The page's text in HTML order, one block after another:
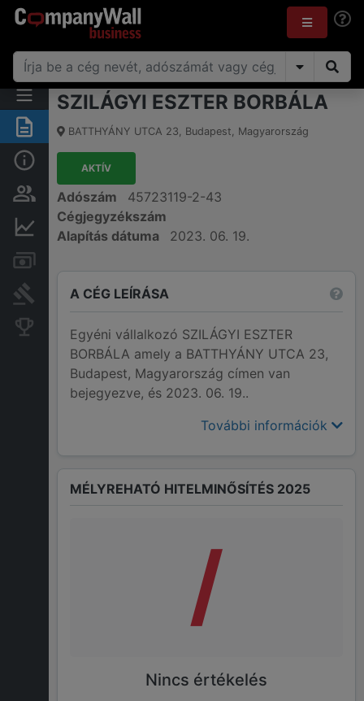
Összegzés
Alap információk
Személyek és tulajdonjog
Pénzügyi információk
Bírósági eljárások
Konkurens cégek
SZILÁGYI ESZTER BORBÁLA
BATTHYÁNY UTCA 23, Budapest, Magyarország
AKTÍV
Adószám
45723119-2-43
Cégjegyzékszám
Alapítás dátuma
2023. 06. 19.
A CÉG LEÍRÁSA
Egyéni vállalkozó SZILÁGYI ESZTER
BORBÁLA amely a BATTHYÁNY UTCA 23,
Budapest, Magyarország címen van
bejegyezve, és 2023. 06. 19..
További információk
MÉLYREHATÓ HITELMINŐSÍTÉS 2025
/
Nincs értékelés